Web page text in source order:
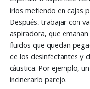
irlos metiendo en cajas
Después, trabajar con
aspiradora, que
fluidos que quedan
de los desinfectantes y
cáustica. Por ejemplo,
incinerarlo parejo.